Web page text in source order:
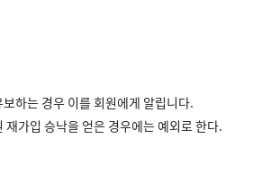
하는 경우 이를 회원에게 알립니다.
가입 승낙을 얻은 경우에는 예외로 한다.